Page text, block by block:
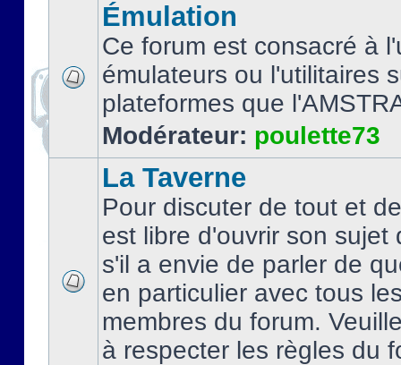
Émulation
Ce forum est consacré à
émulateurs ou l'utilitaires
plateformes que
Modérateur: poulette73
La Taverne
Pour discuter de tout et
est libre d'ouvrir son sujet
s'il a envie de parler de
en particulier avec tous
membres du forum.
à respecter les règles du